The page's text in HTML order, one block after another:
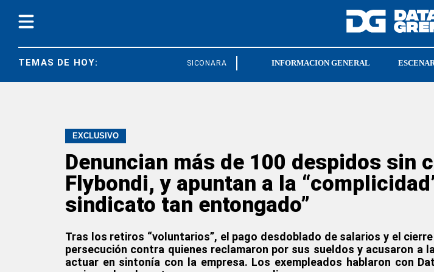
TEMAS DE HOY: SICONARA FEDUNINFORMACION GENERAL
EXCLUSIVO
Denuncian más de 100 despidos sin
Flybondi, y apuntan a la
sindicato tan entongado”
Tras los retiros “voluntarios”, el pago desdoblado de salarios y el
persecución contra quienes reclamaron por sus sueldos y acusaron a
actuar en sintonía con la empresa. Los exempleados hablaron con